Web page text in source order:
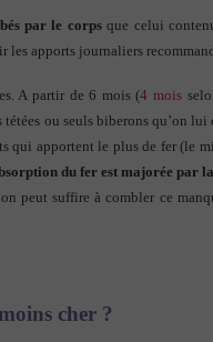
par le corpsque celui
apports journaliers
A partir de 6 mois (4 mois
tétées ou seuls biberons qu’on
apportent le plus de fer (le
du fer est majorée par
peut suffire à combler ce
cher ?